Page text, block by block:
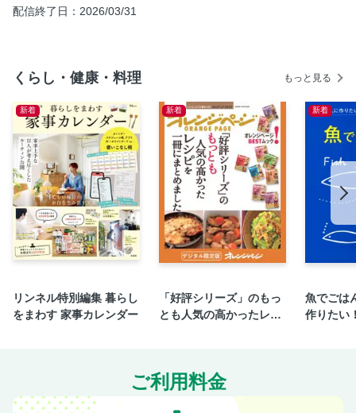
アスパラとたらこのマリネ
お弁当でもだし巻き玉子
たまごツナマヨサンド＆ハムチーズサンド
エビマヨ
高野豆腐と鶏のゴマ煮
豚のナスの柚子こしょう風味
砂肝とジャガイモの炒めもの
キャベツのトマトスープ
鶏と野菜の春巻き
豚しゃぶのとろろ酢そうめん
ナスの青じそ風味
豆苗と豚ミンチの炒めもの
トマトたっぷりスズキのサルティンボッカ
配信終了日：2026/03/31
くらし・健康・料理 もっと見る
新着
リンネル特別編集 暮らし
をまわす 家事カレンダー
新着
「好評シリーズ」のもっ
とも人気の高かったレシ
新着
魚でごは
作りたい
ご利用料金